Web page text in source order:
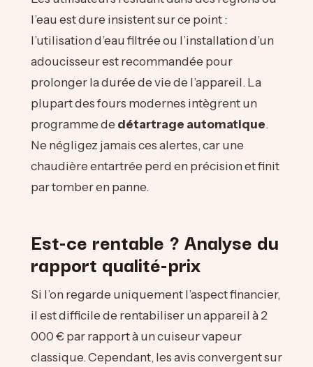
l’eau est dure insistent sur ce point :
l’utilisation d’eau filtrée ou l’installation d’un
adoucisseur est recommandée pour
prolonger la durée de vie de l’appareil. La
plupart des fours modernes intègrent un
programme de détartrage automatique.
Ne négligez jamais ces alertes, car une
chaudière entartrée perd en précision et finit
par tomber en panne.
Est-ce rentable ? Analyse du
rapport qualité-prix
Si l’on regarde uniquement l’aspect financier,
il est difficile de rentabiliser un appareil à 2
000 € par rapport à un cuiseur vapeur
classique. Cependant, les avis convergent sur